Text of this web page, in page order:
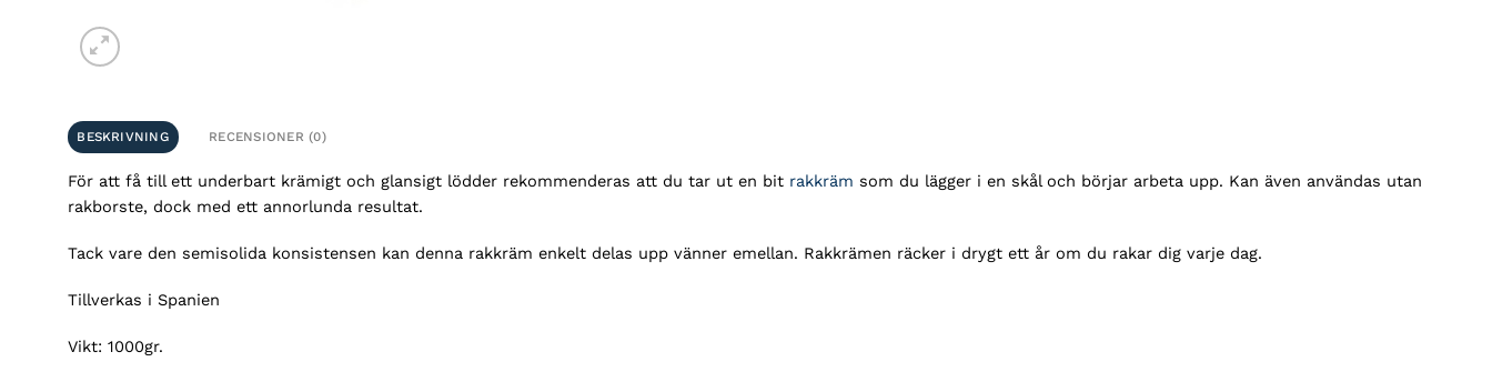
BESKRIVNING RECENSIONER (0)
För att få till ett underbart krämigt och glansigt lödder rekommenderas att du tar ut en bit rakkräm som du lägger i en skål och börjar arbeta upp. Kan även användas utan
rakborste, dock med ett annorlunda resultat.
Tack vare den semisolida konsistensen kan denna rakkräm enkelt delas upp vänner emellan. Rakkrämen räcker i drygt ett år om du rakar dig varje dag.
Tillverkas i Spanien
Vikt: 1000gr.